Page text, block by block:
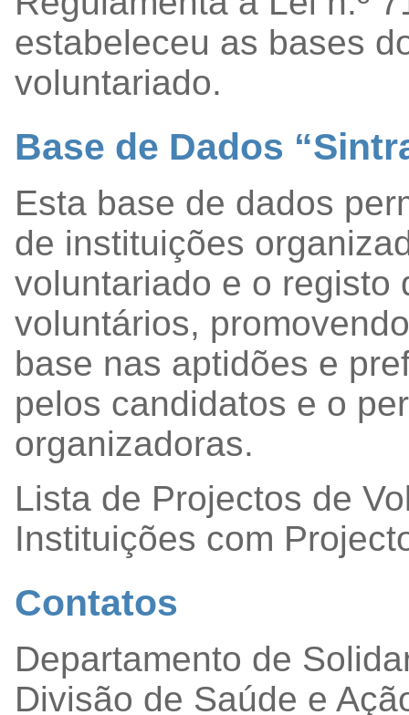
estabeleceu as bases
voluntariado.
Base de Dados
Esta base de dados
de instituições
voluntariado e o registo
voluntários,
base nas aptidões e
pelos candidatos e o
organizadoras.
Lista de Projectos de
Instituições com
Contatos
Departamento de
Divisão de Saúde e